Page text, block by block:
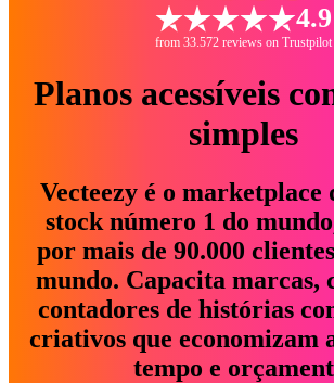
4.9
from 33.572 reviews on Trustpilot
Planos acessíveis
simples
Vecteezy é o marketplace
stock número 1 do
por mais de 90.000
mundo. Capacita marcas,
contadores de histórias
criativos que economizam
tempo e